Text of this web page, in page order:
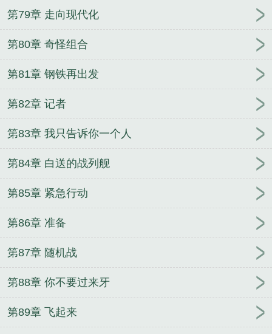
第79章 走向现代化
第80章 奇怪组合
第81章 钢铁再出发
第82章 记者
第83章 我只告诉你一个人
第84章 白送的战列舰
第85章 紧急行动
第86章 准备
第87章 随机战
第88章 你不要过来牙
第89章 飞起来